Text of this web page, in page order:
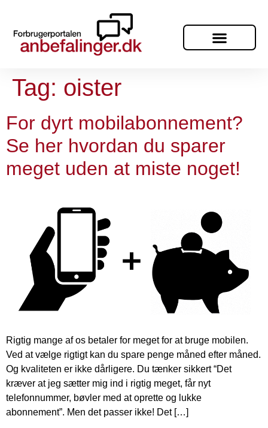
Tag: oister
For dyrt mobilabonnement?
Se her hvordan du sparer
meget uden at miste noget!
Rigtig mange af os betaler for meget for at bruge mobilen.
Ved at vælge rigtigt kan du spare penge måned efter måned.
Og kvaliteten er ikke dårligere. Du tænker sikkert “Det
kræver at jeg sætter mig ind i rigtig meget, får nyt
telefonnummer, bøvler med at oprette og lukke
abonnement”. Men det passer ikke! Det […]